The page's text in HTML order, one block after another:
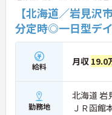
【北海道／岩見
分定時◎一日型デ
給料 月収 19.0
勤務地
北海道 岩
ＪＲ函館